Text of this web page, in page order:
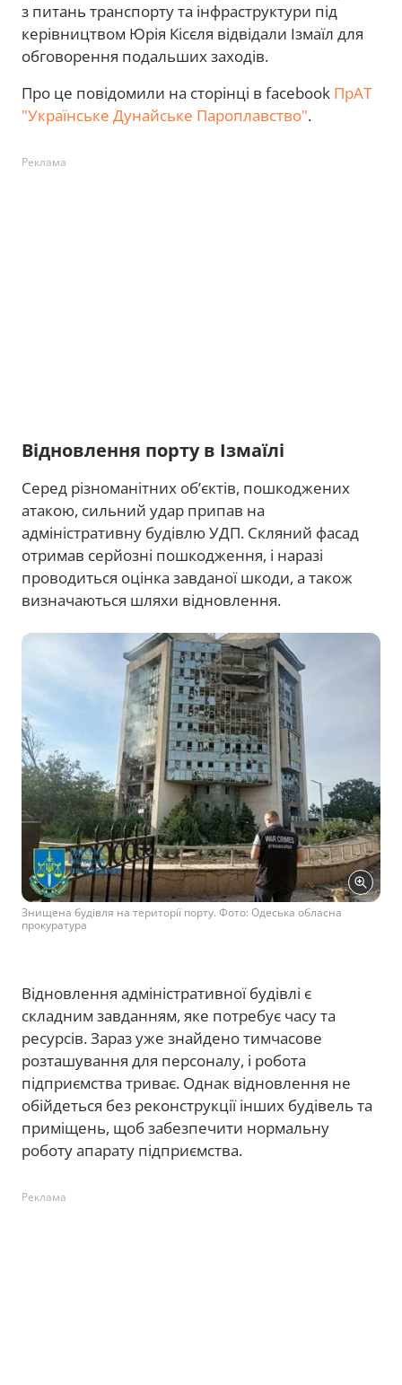
з питань транспорту та інфраструктури під
керівництвом Юрія Кісєля відвідали Ізмаїл для
обговорення подальших заходів.
Про це повідомили на сторінці в facebook ПрАТ
"Українське Дунайське Пароплавство".
Реклама
Відновлення порту в Ізмаїлі
Серед різноманітних об’єктів, пошкоджених
атакою, сильний удар припав на
адміністративну будівлю УДП. Скляний фасад
отримав серйозні пошкодження, і наразі
проводиться оцінка завданої шкоди, а також
визначаються шляхи відновлення.
Знищена будівля на території порту. Фото: Одеська обласна
прокуратура
Відновлення адміністративної будівлі є
складним завданням, яке потребує часу та
ресурсів. Зараз уже знайдено тимчасове
розташування для персоналу, і робота
підприємства триває. Однак відновлення не
обійдеться без реконструкції інших будівель та
приміщень, щоб забезпечити нормальну
роботу апарату підприємства.
Реклама